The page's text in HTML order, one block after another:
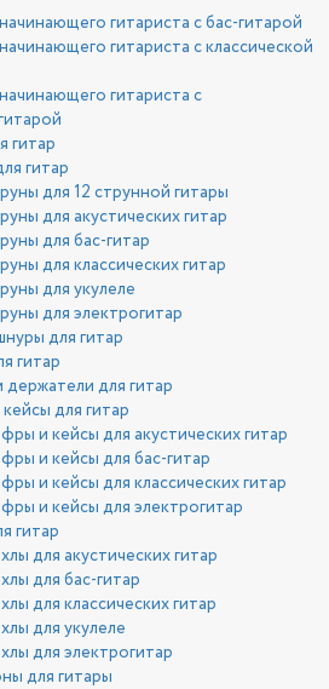
гитариста с бас-гитарой
гитариста с классической
гитариста с
гитар
гитар
для 12 струнной гитары
для акустических гитар
для бас-гитар
для классических гитар
для укулеле
для электрогитар
для гитар
гитар
держатели для гитар
для гитар
и кейсы для акустических гитар
и кейсы для бас-гитар
и кейсы для классических гитар
и кейсы для электрогитар
гитар
для акустических гитар
для бас-гитар
для классических гитар
для укулеле
для электрогитар
для гитары